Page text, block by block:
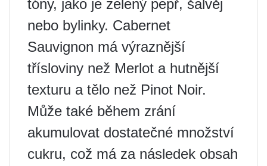
tóny, jako je zelený pepř, šalvěj
nebo bylinky. Cabernet
Sauvignon má výraznější
třísloviny než Merlot a hutnější
texturu a tělo než Pinot Noir.
Může také během zrání
akumulovat dostatečné množství
cukru, což má za následek obsah